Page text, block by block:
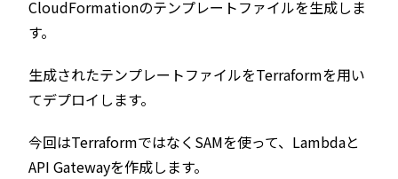
CloudFormationのテンプレートファイルを生成しま
す。
生成されたテンプレートファイルをTerraformを用い
てデプロイします。
今回はTerraformではなくSAMを使って、Lambdaと
API Gatewayを作成します。